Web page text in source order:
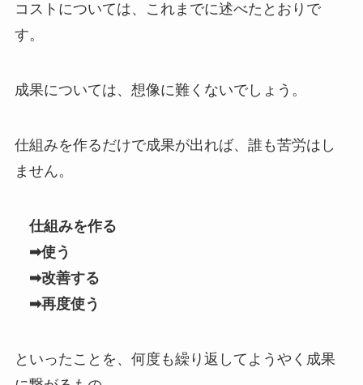
コストについては、これまでに述べたとおりで
す。
成果については、想像に難くないでしょう。
仕組みを作るだけで成果が出れば、誰も苦労はし
ません。
仕組みを作る
➡使う
➡改善する
➡再度使う
といったことを、何度も繰り返してようやく成果